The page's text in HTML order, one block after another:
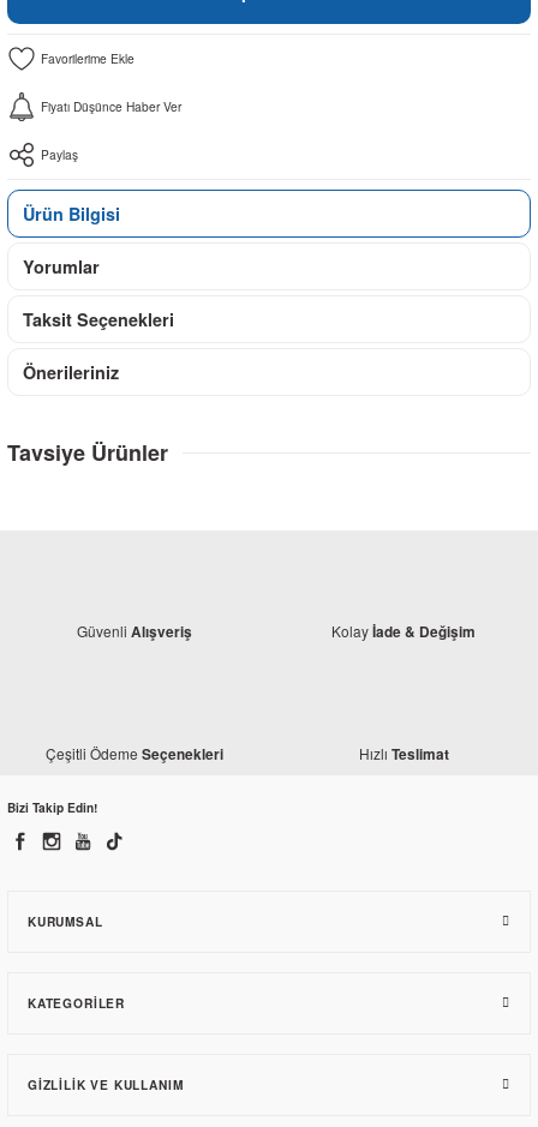
Fiyatı Düşünce Haber Ver
Paylaş
Ürün Bilgisi
Yorumlar
Taksit Seçenekleri
Önerileriniz
Tavsiye Ürünler
Yamaha YZF R25 Krank Balansörü
2.499,37 TL
Güvenli Alışveriş Kolayİade & Değişim
Çeşitli Ödeme Seçenekleri Hızlı Teslimat
Bizi Takip Edin!
KURUMSAL
KATEGORILER
GIZLILIK VE KULLANIM